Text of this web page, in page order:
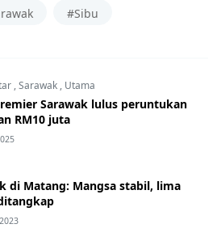
#Sibu
,Sarawak, Utama
Sarawak lulus peruntukan
RM10 juta
di Matang: Mangsa stabil, lima